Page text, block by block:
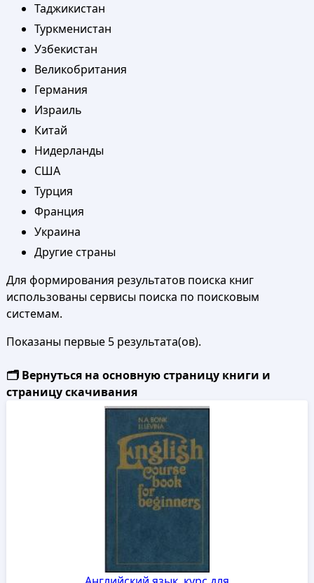
Таджикистан
Туркменистан
Узбекистан
Великобритания
Германия
Израиль
Китай
Нидерланды
США
Турция
Франция
Украина
Другие страны
Для формирования результатов поиска книг
использованы сервисы поиска по поисковым
системам.
Показаны первые 5 результата(ов).
🗂️ Вернуться на основную страницу книги и
страницу скачивания